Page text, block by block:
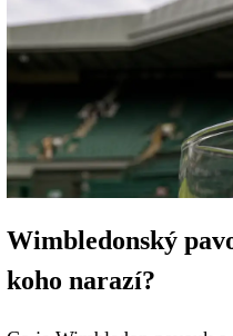
Wimbledonský
koho narazí?